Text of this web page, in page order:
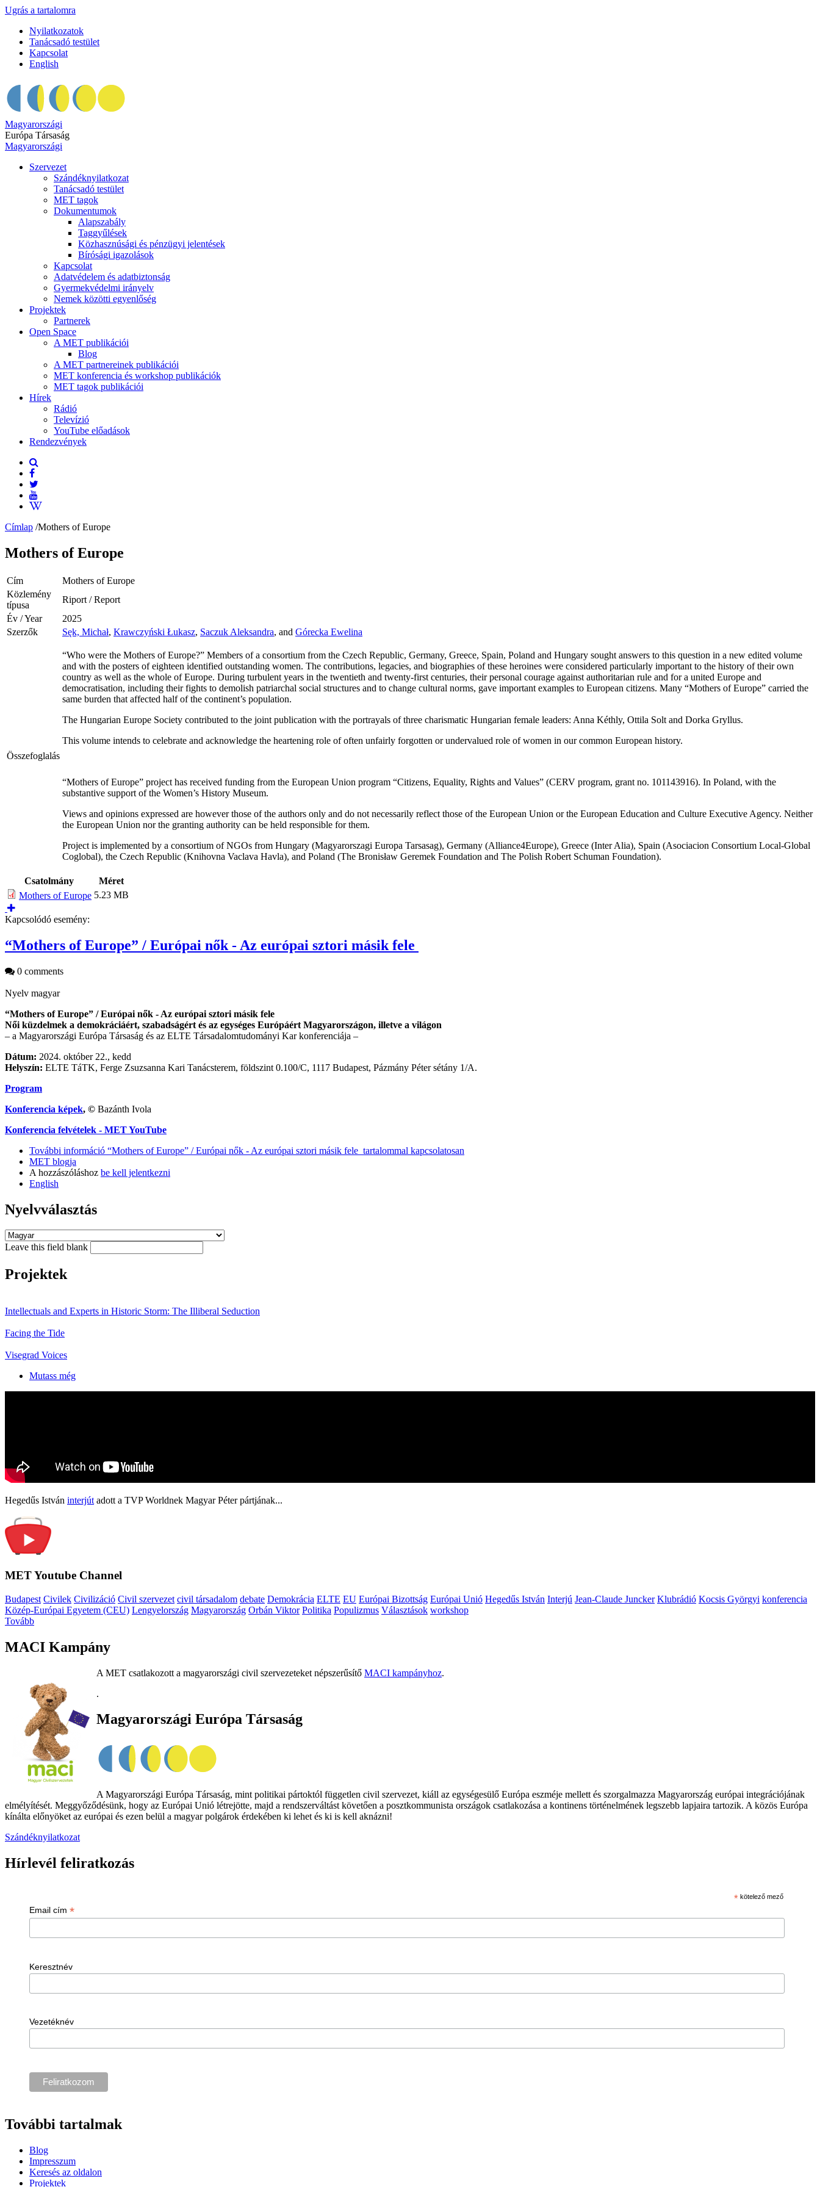
Ugrás a tartalomra
Nyilatkozatok
Tanácsadó testület
Kapcsolat
English
Magyarországi
Európa Társaság
Magyarországi
Szervezet
Szándéknyilatkozat
Tanácsadó testület
MET tagok
Dokumentumok
Alapszabály
Taggyűlések
Közhasznúsági és pénzügyi jelentések
Bírósági igazolások
Kapcsolat
Adatvédelem és adatbiztonság
Gyermekvédelmi irányelv
Nemek közötti egyenlőség
Projektek
Partnerek
Open Space
A MET publikációi
Blog
A MET partnereinek publikációi
MET konferencia és workshop publikációk
MET tagok publikációi
Hírek
Rádió
Televízió
YouTube előadások
Rendezvények
Címlap /Mothers of Europe
Mothers of Europe
Cím
Mothers of Europe
Közlemény
típusa
Riport / Report
Év / Year
2025
Szerzők
Sęk, Michał, Krawczyński Łukasz, Saczuk Aleksandra, and Górecka Ewelina
Összefoglalás
“Who were the Mothers of Europe?” Members of a consortium from the Czech Republic, Germany, Greece, Spain, Poland and Hungary sought answers to this question in a new edited volume
and with the posters of eighteen identified outstanding women. The contributions, legacies, and biographies of these heroines were considered particularly important to the history of their own
country as well as the whole of Europe. During turbulent years in the twentieth and twenty-first centuries, their personal courage against authoritarian rule and for a united Europe and
democratisation, including their fights to demolish patriarchal social structures and to change cultural norms, gave important examples to European citizens. Many “Mothers of Europe” carried the
same burden that affected half of the continent’s population.
The Hungarian Europe Society contributed to the joint publication with the portrayals of three charismatic Hungarian female leaders: Anna Kéthly, Ottila Solt and Dorka Gryllus.
This volume intends to celebrate and acknowledge the heartening role of often unfairly forgotten or undervalued role of women in our common European history.
“Mothers of Europe” project has received funding from the European Union program “Citizens, Equality, Rights and Values” (CERV program, grant no. 101143916). In Poland, with the
substantive support of the Women’s History Museum.
Views and opinions expressed are however those of the authors only and do not necessarily reflect those of the European Union or the European Education and Culture Executive Agency. Neither
the European Union nor the granting authority can be held responsible for them.
Project is implemented by a consortium of NGOs from Hungary (Magyarorszagi Europa Tarsasag), Germany (Alliance4Europe), Greece (Inter Alia), Spain (Asociacion Consortium Local-Global
Coglobal), the Czech Republic (Knihovna Vaclava Havla), and Poland (The Bronisław Geremek Foundation and The Polish Robert Schuman Foundation).
Csatolmány
Méret
Mothers of Europe 5.23 MB
Kapcsolódó esemény:
“Mothers of Europe” / Európai nők - Az európai sztori másik fele
0 comments
Nyelv magyar
“Mothers of Europe” / Európai nők - Az európai sztori másik fele
Női küzdelmek a demokráciáért, szabadságért és az egységes Európáért Magyarországon, illetve a világon
– a Magyarországi Európa Társaság és az ELTE Társadalomtudományi Kar konferenciája –
Dátum: 2024. október 22., kedd
Helyszín: ELTE TáTK, Ferge Zsuzsanna Kari Tanácsterem, földszint 0.100/C, 1117 Budapest, Pázmány Péter sétány 1/A.
Program
Konferencia képek, © Bazánth Ivola
Konferencia felvételek - MET YouTube
További információ “Mothers of Europe” / Európai nők - Az európai sztori másik fele tartalommal kapcsolatosan
MET blogja
A hozzászóláshoz be kell jelentkezni
English
Nyelvválasztás
Leave this field blank
Projektek
Intellectuals and Experts in Historic Storm: The Illiberal Seduction
Facing the Tide
Visegrad Voices
Mutass még
Hegedűs István interjút adott a TVP Worldnek Magyar Péter pártjának...
MET Youtube Channel
Budapest Civilek Civilizáció Civil szervezet civil társadalom debate Demokrácia ELTE EU Európai Bizottság Európai Unió Hegedűs István Interjú Jean-Claude Juncker Klubrádió Kocsis Györgyi konferencia
Közép-Európai Egyetem (CEU) Lengyelország Magyarország Orbán Viktor Politika Populizmus Választások workshop
Tovább
MACI Kampány
A MET csatlakozott a magyarországi civil szervezeteket népszerűsítő MACI kampányhoz.
.
Magyarországi Európa Társaság
A Magyarországi Európa Társaság, mint politikai pártoktól független civil szervezet, kiáll az egységesülő Európa eszméje mellett és szorgalmazza Magyarország európai integrációjának
elmélyítését. Meggyőződésünk, hogy az Európai Unió létrejötte, majd a rendszerváltást követően a posztkommunista országok csatlakozása a kontinens történelmének legszebb lapjaira tartozik. A közös Európa
kínálta előnyöket az európai és ezen belül a magyar polgárok érdekében ki lehet és ki is kell aknázni!
Szándéknyilatkozat
Hírlevél feliratkozás
* kötelező mező
Email cím *
Keresztnév
Vezetéknév
További tartalmak
Blog
Impresszum
Keresés az oldalon
Projektek